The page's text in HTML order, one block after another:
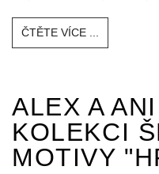
ČTĚTE VÍCE ...
ALEX A
KOLEKCI
MOTIVY